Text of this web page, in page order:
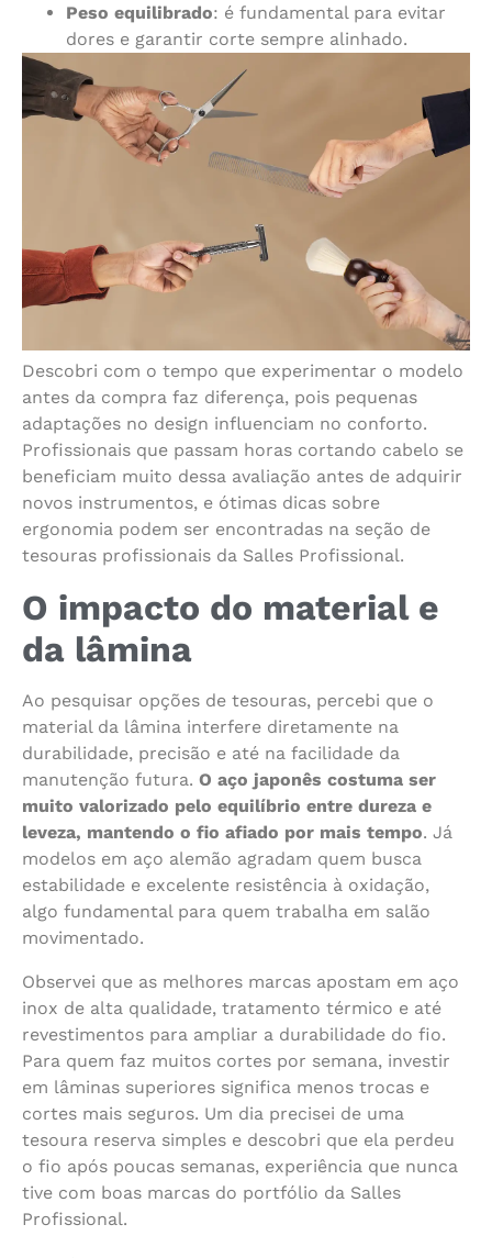
Peso equilibrado: é fundamental para evitar
dores e garantir corte sempre alinhado.
Descobri com o tempo que experimentar o modelo
antes da compra faz diferença, pois pequenas
adaptações no design influenciam no conforto.
Profissionais que passam horas cortando cabelo se
beneficiam muito dessa avaliação antes de adquirir
novos instrumentos, e ótimas dicas sobre
ergonomia podem ser encontradas na seção de
tesouras profissionais da Salles Profissional.
O impacto do material e
da lâmina
Ao pesquisar opções de tesouras, percebi que o
material da lâmina interfere diretamente na
durabilidade, precisão e até na facilidade da
manutenção futura. O aço japonês costuma ser
muito valorizado pelo equilíbrio entre dureza e
leveza, mantendo o fio afiado por mais tempo. Já
modelos em aço alemão agradam quem busca
estabilidade e excelente resistência à oxidação,
algo fundamental para quem trabalha em salão
movimentado.
Observei que as melhores marcas apostam em aço
inox de alta qualidade, tratamento térmico e até
revestimentos para ampliar a durabilidade do fio.
Para quem faz muitos cortes por semana, investir
em lâminas superiores significa menos trocas e
cortes mais seguros. Um dia precisei de uma
tesoura reserva simples e descobri que ela perdeu
o fio após poucas semanas, experiência que nunca
tive com boas marcas do portfólio da Salles
Profissional.